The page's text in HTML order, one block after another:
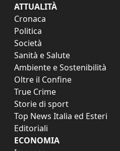
ATTUALITÀ
Cronaca
Politica
Società
Sanità e Salute
Ambiente e Sostenibilità
Oltre il Confine
True Crime
Storie di sport
Top News Italia ed Esteri
Editoriali
ECONOMIA